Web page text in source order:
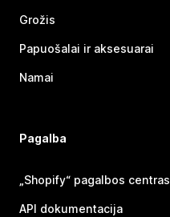
Grožis
Papuošalai ir aksesuarai
Namai
Pagalba
„Shopify“ pagalbos centras
API dokumentacija